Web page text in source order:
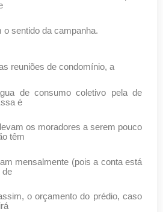
sentido da campanha.
reuniões de condomínio, a
de consumo coletivo pela de
é
os moradores a serem pouco
têm
mensalmente (pois a conta está
de
o orçamento do prédio, caso